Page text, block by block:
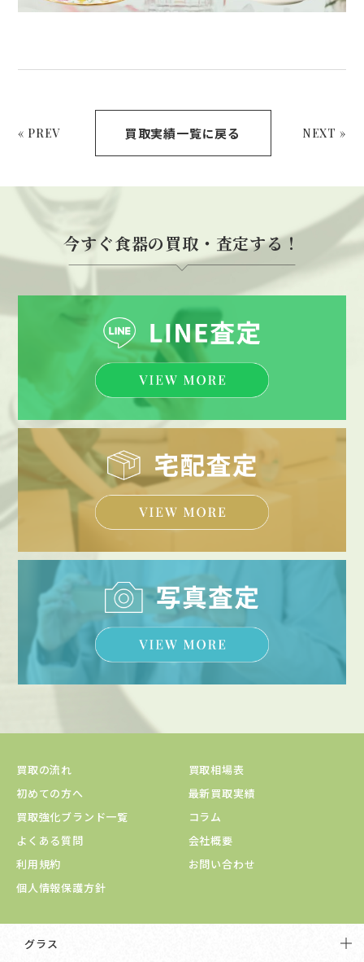
« PREV 買取実績一覧に戻る NEXT »
今すぐ食器の買取・査定する！
買取の流れ
買取相場表
初めての方へ
最新買取実績
買取強化ブランド一覧
コラム
よくある質問
会社概要
利用規約
お問い合わせ
個人情報保護方針
グラス